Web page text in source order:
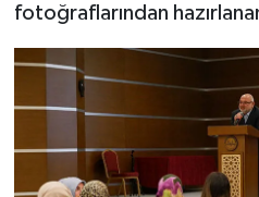
fotoğraflarından
Burdur Müftülüğü
Bursa Müftülüğü
Çanakkale Müftülüğü
Çankırı Müftülüğü
Ekonomi
Duyurular
Bilim, Teknoloji